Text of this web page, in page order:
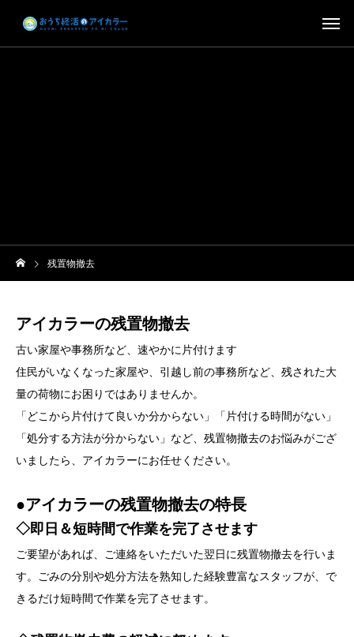
残置物撤去
アイカラーの残置物撤去
古い家屋や事務所など、速やかに片付けます
住民がいなくなった家屋や、引越し前の事務所など、残された大
量の荷物にお困りではありませんか。
「どこから片付けて良いか分からない」「片付ける時間がない」
「処分する方法が分からない」など、残置物撤去のお悩みがござ
いましたら、アイカラーにお任せください。
●アイカラーの残置物撤去の特長
◇即日＆短時間で作業を完了させます
ご要望があれば、ご連絡をいただいた翌日に残置物撤去を行いま
す。ごみの分別や処分方法を熟知した経験豊富なスタッフが、で
きるだけ短時間で作業を完了させます。